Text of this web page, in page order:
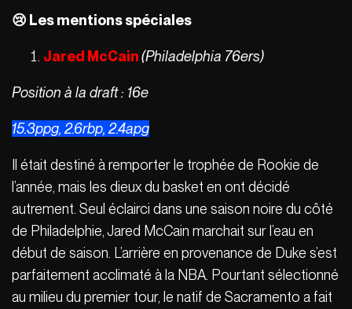
😢 Les mentions spéciales
Jared McCain(Philadelphia 76ers)
Position à la draft : 16e
15.3ppg, 2.6rbp, 2.4apg
Il était destiné à remporter le trophée de Rookie de
l’année, mais les dieux du basket en ont décidé
autrement. Seul éclairci dans une saison noire du côté
de Philadelphie, Jared McCain marchait sur l’eau en
début de saison. L’arrière en provenance de Duke s’est
parfaitement acclimaté à la NBA. Pourtant sélectionné
au milieu du premier tour, le natif de Sacramento a fait